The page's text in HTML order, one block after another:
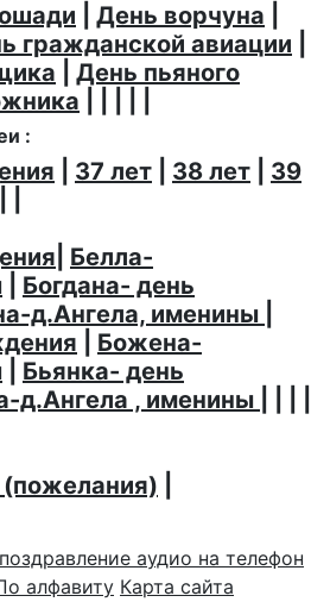
День ворчуна
гражданской авиации
День пьяного
:
37 лет 38 лет
39
Белла-
Богдана- день
д.Ангела, именины
Божена-
Бьянка- день
д.Ангела , именины
алфавиту Карта сайта